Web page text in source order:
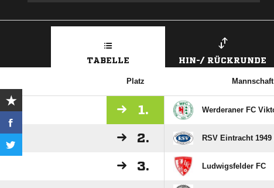
TABELLE HIN-/ RÜCKRUNDE
Platz Mannschaft
1. Werderaner FC
2. RSV Eintracht 1949 II
3. Ludwigsfelder FC